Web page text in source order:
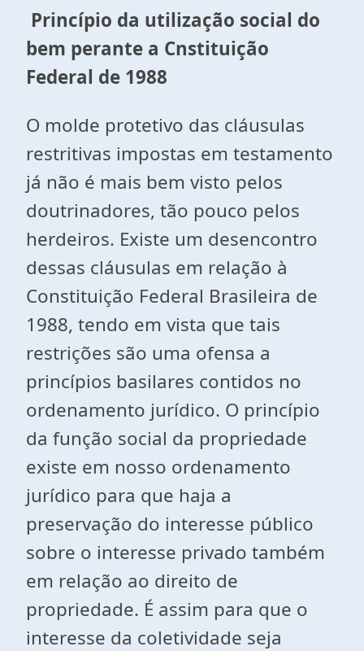
Princípio da utilização social do
bem perante a Cnstituição
Federal de 1988
O molde protetivo das cláusulas
restritivas impostas em testamento
já não é mais bem visto pelos
doutrinadores, tão pouco pelos
herdeiros. Existe um desencontro
dessas cláusulas em relação à
Constituição Federal Brasileira de
1988, tendo em vista que tais
restrições são uma ofensa a
princípios basilares contidos no
ordenamento jurídico. O princípio
da função social da propriedade
existe em nosso ordenamento
jurídico para que haja a
preservação do interesse público
sobre o interesse privado também
em relação ao direito de
propriedade. É assim para que o
interesse da coletividade seja